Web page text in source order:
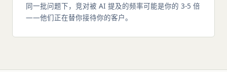
同一批问题下，竞对被 AI 提及的频率可能是你的 3-5 倍
——他们正在替你接待你的客户。